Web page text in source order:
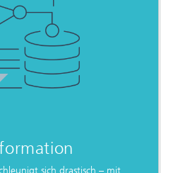
sich drastisch – mit